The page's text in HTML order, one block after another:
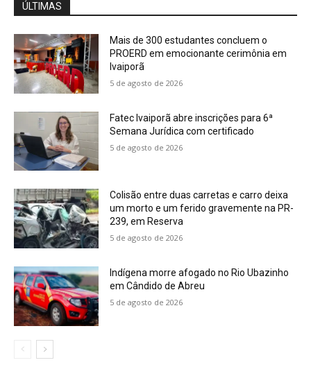
ÚLTIMAS
Mais de 300 estudantes concluem o
PROERD em emocionante cerimônia em
Ivaiporã
5 de agosto de 2026
Fatec Ivaiporã abre inscrições para 6ª
Semana Jurídica com certificado
5 de agosto de 2026
Colisão entre duas carretas e carro deixa
um morto e um ferido gravemente na PR-
239, em Reserva
5 de agosto de 2026
Indígena morre afogado no Rio Ubazinho
em Cândido de Abreu
5 de agosto de 2026